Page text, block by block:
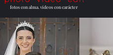
fotos con alma. vídeos con carácter